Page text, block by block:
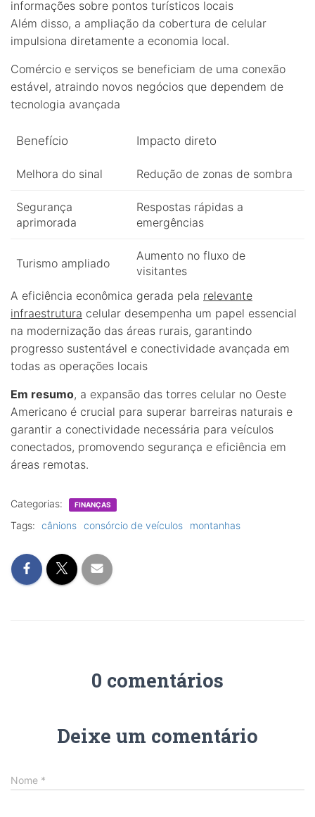
informações sobre pontos turísticos locais
Além disso, a ampliação da cobertura de celular
impulsiona diretamente a economia local.
Comércio e serviços se beneficiam de uma conexão
estável, atraindo novos negócios que dependem de
tecnologia avançada
Benefício Impacto direto
Melhora do sinal Redução de zonas de sombra
Segurança
aprimorada
Respostas rápidas a
emergências
Turismo ampliado
Aumento no fluxo de
visitantes
A eficiência econômica gerada pela relevante
infraestrutura celular desempenha um papel essencial
na modernização das áreas rurais, garantindo
progresso sustentável e conectividade avançada em
todas as operações locais
Em resumo, a expansão das torres celular no Oeste
Americano é crucial para superar barreiras naturais e
garantir a conectividade necessária para veículos
conectados, promovendo segurança e eficiência em
áreas remotas.
Categorias: FINANÇAS
Tags: cânions consórcio de veículos montanhas
0 comentários
Deixe um comentário
Nome *